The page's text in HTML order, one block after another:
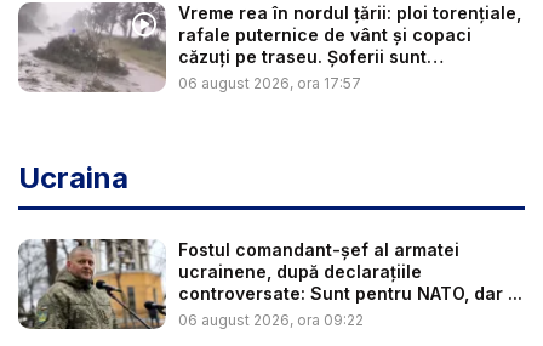
Vreme rea în nordul țării: ploi torențiale,
rafale puternice de vânt și copaci
căzuți pe traseu. Șoferii sunt
îndemnaț...
06 august 2026, ora 17:57
Ucraina
Fostul comandant-șef al armatei
ucrainene, după declarațiile
controversate: Sunt pentru NATO, dar ...
06 august 2026, ora 09:22